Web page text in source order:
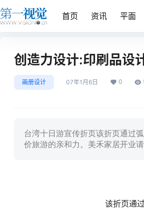
首页 资讯 平面
创造力设计:印刷品设
画册设计 07年1月6日 0
台湾十日游宣传折页该折页通过
价旅游的亲和力。美禾家居开业
该折页通